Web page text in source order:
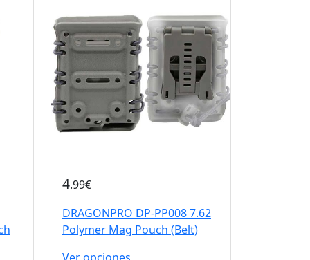
4.99€
DRAGONPRO DP-PP008 7.62
Polymer Mag Pouch (Belt)
Ver opciones